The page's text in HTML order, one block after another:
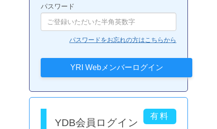
パスワード
パスワードをお忘れの方はこちらから
YDB会員ログイン